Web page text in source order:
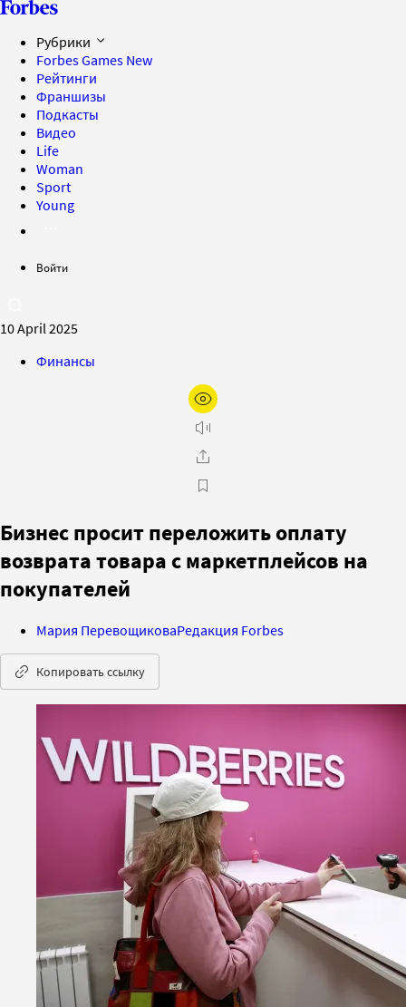
Рубрики
Forbes Games New
Рейтинги
Франшизы
Подкасты
Видео
Life
Woman
Sport
Young
Войти
10 April 2025
Финансы
Бизнес просит переложить оплату
возврата товара с маркетплейсов на
покупателей
Мария ПеревощиковаРедакция Forbes
Копировать ссылку